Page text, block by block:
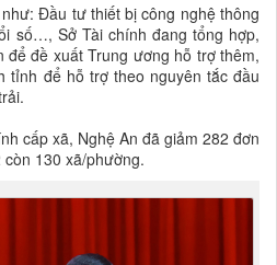
Đầu tư thiết bị công nghệ thông
số…, Sở Tài chính đang tổng hợp,
đề xuất Trung ương hỗ trợ thêm,
tỉnh để hỗ trợ theo nguyên tắc đầu
cấp xã, Nghệ An đã giảm 282 đơn
130 xã/phường.